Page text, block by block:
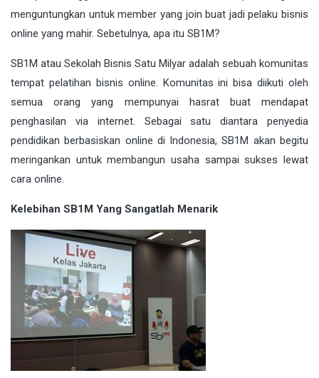
menguntungkan untuk member yang join buat jadi pelaku bisnis
online yang mahir. Sebetulnya, apa itu SB1M?
SB1M atau Sekolah Bisnis Satu Milyar adalah sebuah komunitas
tempat pelatihan bisnis online. Komunitas ini bisa diikuti oleh
semua orang yang mempunyai hasrat buat mendapat
penghasilan via internet. Sebagai satu diantara penyedia
pendidikan berbasiskan online di Indonesia, SB1M akan begitu
meringankan untuk membangun usaha sampai sukses lewat
cara online.
Kelebihan SB1M Yang Sangatlah Menarik